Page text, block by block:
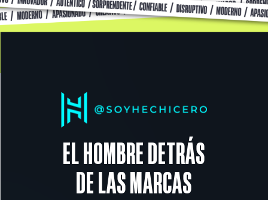
EL HOMBRE DETRÁS
DE LAS MARCAS